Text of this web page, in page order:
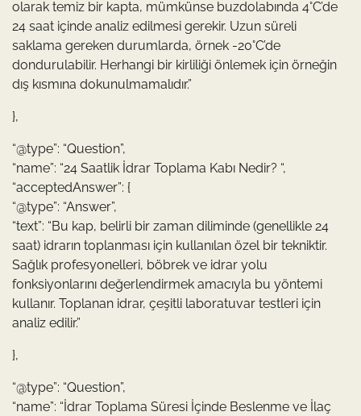
olarak temiz bir kapta, mümkünse buzdolabında 4°C’de
24 saat içinde analiz edilmesi gerekir. Uzun süreli
saklama gereken durumlarda, örnek -20°C’de
dondurulabilir. Herhangi bir kirliliği önlemek için örneğin
dış kısmına dokunulmamalıdır.”
},
“@type”: “Question”,
“name”: “24 Saatlik İdrar Toplama Kabı Nedir? “,
“acceptedAnswer”: {
“@type”: “Answer”,
“text”: “Bu kap, belirli bir zaman diliminde (genellikle 24
saat) idrarın toplanması için kullanılan özel bir tekniktir.
Sağlık profesyonelleri, böbrek ve idrar yolu
fonksiyonlarını değerlendirmek amacıyla bu yöntemi
kullanır. Toplanan idrar, çeşitli laboratuvar testleri için
analiz edilir.”
},
“@type”: “Question”,
“name”: “İdrar Toplama Süresi İçinde Beslenme ve İlaç